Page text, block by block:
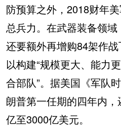
防预算之外，2018财年
总兵力。在武器装备领域
还要额外再增购84架作
以构建“规模更大、能力
合部队”。据美国《军队
朗普第一任期的四年内
亿至3000亿美元。